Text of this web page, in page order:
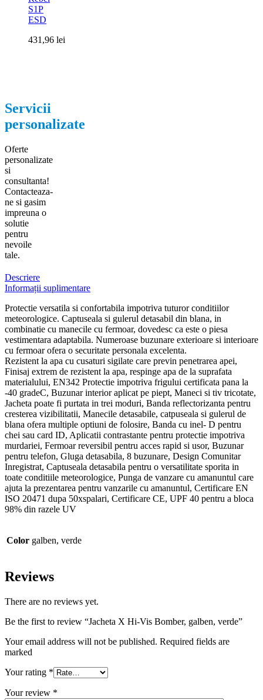
S1P
ESD
431,96 lei
Servicii
personalizate
Oferte
personalizate
si
consultanta!
Contacteaza-
ne si gasim
impreuna o
solutie
pentru
nevoile
tale.
Descriere
Informații suplimentare
Protectie versatila si confortabila impotriva tuturor conditiilor
meteorologice. Captuseala si gulerul detasabil din blana, in
combinatie cu manecile cu fermoar, dovedesc ca este o piesa
vestimentara adaptabila. Numeroase buzunare exterioare si interioare
cu fermoar ofera o securitate personala excelenta.
Rezistent la apa cu cusaturi sigilate care previn penetrarea apei,
Finisaj extrem de rezistent la apa, respinge apa de la suprafata
materialului, EN342 Protectie impotriva frigului certificata pana la
-40 gradeC, Buzunar interior aplicat pe piept, Maneci si tiv tricotate,
Jacheta poate fi purtata in trei moduri, Banda reflectorizanta pentru
cresterea vizibilitatii, Manecile detasabile, catpuseala si gulerul de
blana ofera multiple optiuni de folosire, Banda cu inel- D pentru
chei sau card ID, Aplicatii contrastante pentru protectie impotriva
murdariei, Fermoar reversibil pentru acces rapid si usor, Buzunar
pentru telefon, Gluga detasabila, 8 buzunare, Design Comunitar
Inregistrat, Captuseala detasabila pentru o versatilitate sporita in
toate conditiile meteorologice, Punga de vanzare cu amanuntul care
ajuta la prezentarea pentru vanzarile cu amanuntul, Certificare EN
ISO 20471 dupa 50xspalari, Certificare CE, UPF 40 pentru a bloca
98% din razele UV
Color galben, verde
Reviews
There are no reviews yet.
Be the first to review “Jacheta X Hi-Vis Bomber, galben, verde”
Your email address will not be published. Required fields are
marked
Your rating *
Your review *